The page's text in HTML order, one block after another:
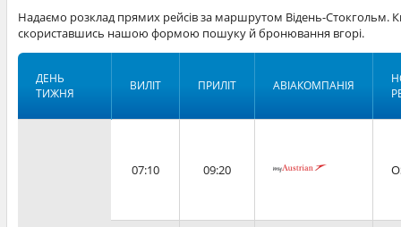
Надаємо розклад прямих рейсів за маршрутом Відень-Стокгольм.
скориставшись нашою формою пошуку й бронювання вгорі.
ДЕНЬ
ТИЖНЯ
ВИЛІТ ПРИЛІТ АВІАКОМПАНІЯ
07:10 09:20